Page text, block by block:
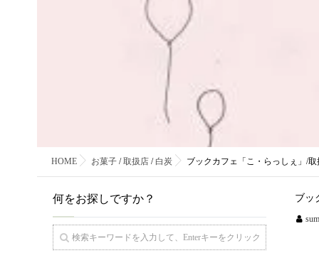
HOME お菓子 /取扱店 / 白炭 ブックカフェ「こ・らっしぇ」/
ブッ
何をお探しですか？